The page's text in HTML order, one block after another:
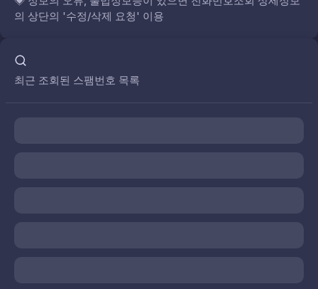
의 상단의 '수정/삭제 요청' 이용
최근 조회된 스팸번호 목록